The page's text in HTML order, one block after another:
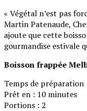
« Végétal n’est pas
Martin Patenaude,
ajoute que cette
gourmandise estivale
Boisson frappée
Temps de préparation
Prêt en : 10 minutes
Portions : 2